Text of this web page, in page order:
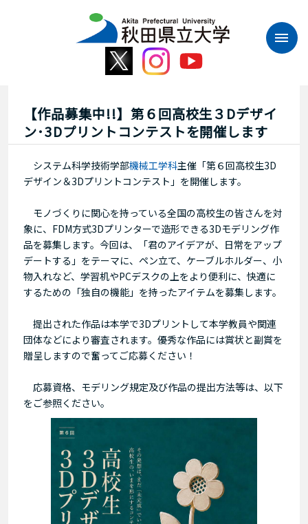
【作品募集中!!】第６回高校生３Dデザイ
ン･3Dプリントコンテストを開催します
システム科学技術学部機械工学科主催「第６回高校生3D
デザイン＆3Dプリントコンテスト」を開催します。
モノづくりに関心を持っている全国の高校生の皆さんを対
象に、FDM方式3Dプリンターで造形できる3Dモデリング作
品を募集します。今回は、「君のアイデアが、日常をアップ
デートする」をテーマに、ペン立て、ケーブルホルダー、小
物入れなど、学習机やPCデスクの上をより便利に、快適に
するための「独自の機能」を持ったアイテムを募集します。
提出された作品は本学で3Dプリントして本学教員や関連
団体などにより審査されます。 優秀な作品には賞状と副賞を
贈呈しますので奮ってご応募ください！
応募資格、モデリング規定及び作品の提出方法等は、以下
をご参照ください。